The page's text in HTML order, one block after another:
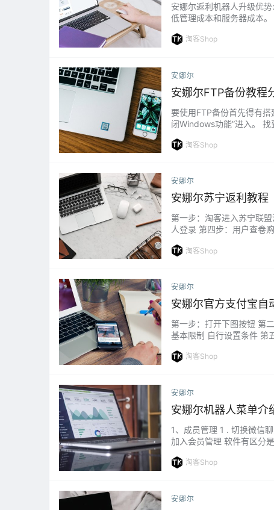
安娜尔返利机器人升级优
低管理成本和服务器成本
淘客Shop
安娜尔
安娜尔FTP备份教程
要使用FTP备份首先得有
闭Windows功能”进入。
淘客Shop
安娜尔
安娜尔苏宁返利教程
第一步：淘客进入苏宁联
人登录 第四步：用户查卷
淘客Shop
安娜尔
安娜尔官方支付宝自
第一步：打开下图按钮 第
基本限制 自行设置条件 第
淘客Shop
安娜尔
安娜尔机器人菜单介
1、成员管理 1 . 切换微信
加入会员管理 软件有区分
淘客Shop
安娜尔